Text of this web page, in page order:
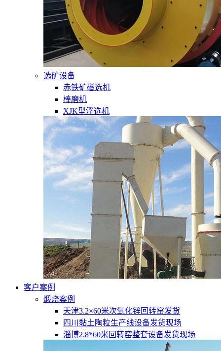
选矿设备
赤铁矿磁选机
棒磨机
XJK型浮选机
客户案例
煅烧案例
天津3.2×60米次氧化锌回转窑发货
四川黏土陶粒生产线设备发货现场
淄博2.8*60米回转窑整套设备发货现场